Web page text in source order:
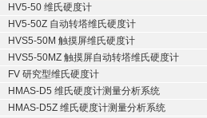
HV5-50 维氏硬度计
HV5-50Z 自动转塔维氏硬度计
HVS5-50M 触摸屏维氏硬度计
HVS5-50MZ 触摸屏自动转塔维氏硬度计
FV 研究型维氏硬度计
HMAS-D5 维氏硬度计测量分析系统
HMAS-D5Z 维氏硬度计测量分析系统